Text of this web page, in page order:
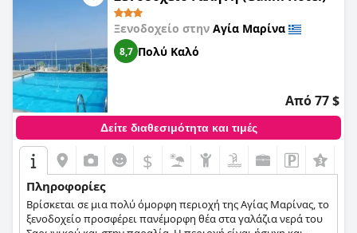
καθαριότητας, τοποθεσίας και άνετων κρεβατιών.
Ξενοδοχείο στην Αγία Μαρίνα
8,7 Πολύ Καλό
Από 77 $
Δείτε διαθεσιμότητα και τιμές
$
Πληροφορίες
Βρίσκεται σε μια πολύ όμορφη περιοχή της Αγίας Μαρίνας, το
ξενοδοχείο προσφέρει πανέμορφη θέα στα γαλάζια νερά του